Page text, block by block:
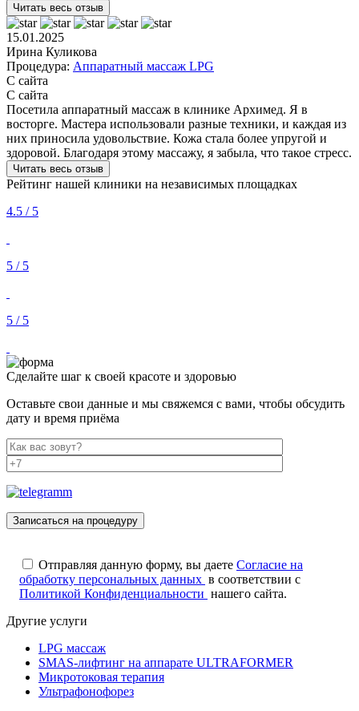
Читать весь отзыв
15.01.2025
Ирина Куликова
Процедура: Аппаратный массаж LPG
С сайта
С сайта
Посетила аппаратный массаж в клинике Архимед. Я в
восторге. Мастера использовали разные техники, и каждая из
них приносила удовольствие. Кожа стала более упругой и
здоровой. Благодаря этому массажу, я забыла, что такое стресс.
Читать весь отзыв
Рейтинг нашей клиники на независимых площадках
4.5 / 5
5 / 5
5 / 5
Сделайте шаг к своей красоте и здоровью
Оставьте свои данные и мы свяжемся с вами, чтобы обсудить
дату и время приёма
Отправляя данную форму, вы даете Согласие на
обработку персональных данных в соответствии с
Политикой Конфиденциальности нашего сайта.
Другие услуги
LPG массаж
SMAS-лифтинг на аппарате ULTRAFORMER
Микротоковая терапия
Ультрафонофорез